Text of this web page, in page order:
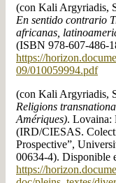
(con Kali Argyriadis,
En sentido contrario
africanas,
(ISBN 978-607-486-
https://
09/010059994.pdf
(con Kali Argyriadis,
Religions
Amériques). Lovaina:
(IRD/CIESAS.
Prospective”,
00634-4). Disponible
https://